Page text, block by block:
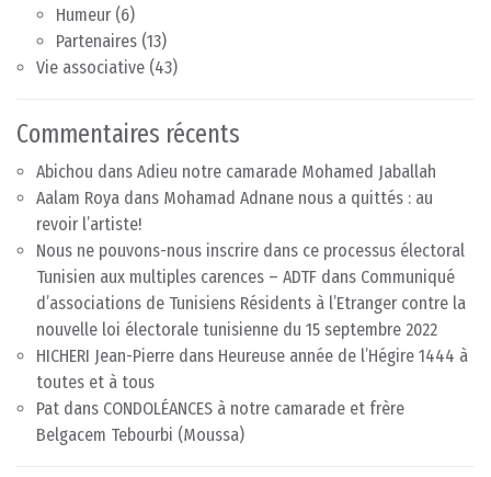
Humeur (6)
Partenaires (13)
Vie associative (43)
Commentaires récents
Abichou dans Adieu notre camarade Mohamed Jaballah
Aalam Roya dans Mohamad Adnane nous a quittés : au
revoir l’artiste!
Nous ne pouvons-nous inscrire dans ce processus électoral
Tunisien aux multiples carences – ADTF dans Communiqué
d’associations de Tunisiens Résidents à l’Etranger contre la
nouvelle loi électorale tunisienne du 15 septembre 2022
HICHERI Jean-Pierre dans Heureuse année de l’Hégire 1444 à
toutes et à tous
Pat dans CONDOLÉANCES à notre camarade et frère
Belgacem Tebourbi (Moussa)